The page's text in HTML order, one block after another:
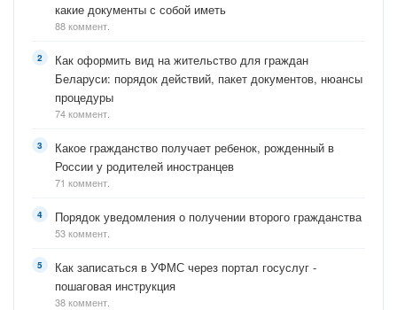
какие документы с собой иметь
88 коммент.
Как оформить вид на жительство для граждан
Беларуси: порядок действий, пакет документов, нюансы
процедуры
74 коммент.
Какое гражданство получает ребенок, рожденный в
России у родителей иностранцев
71 коммент.
Порядок уведомления о получении второго гражданства
53 коммент.
Как записаться в УФМС через портал госуслуг -
пошаговая инструкция
38 коммент.